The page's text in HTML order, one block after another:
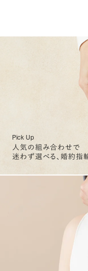
Pick Up
人気の組み合わせで
迷わず選べる、婚約指